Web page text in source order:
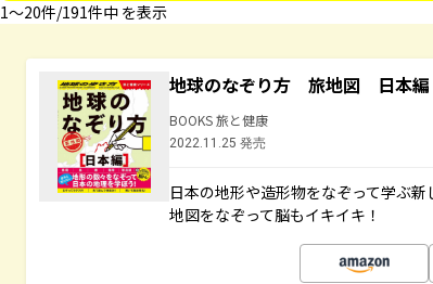
1〜20件/191件中 を表示
地球のなぞり方 旅地図 日本編
BOOKS 旅と健康
2022.11.25 発売
日本の地形や造形物をなぞって学ぶ
地図をなぞって脳もイキイキ！